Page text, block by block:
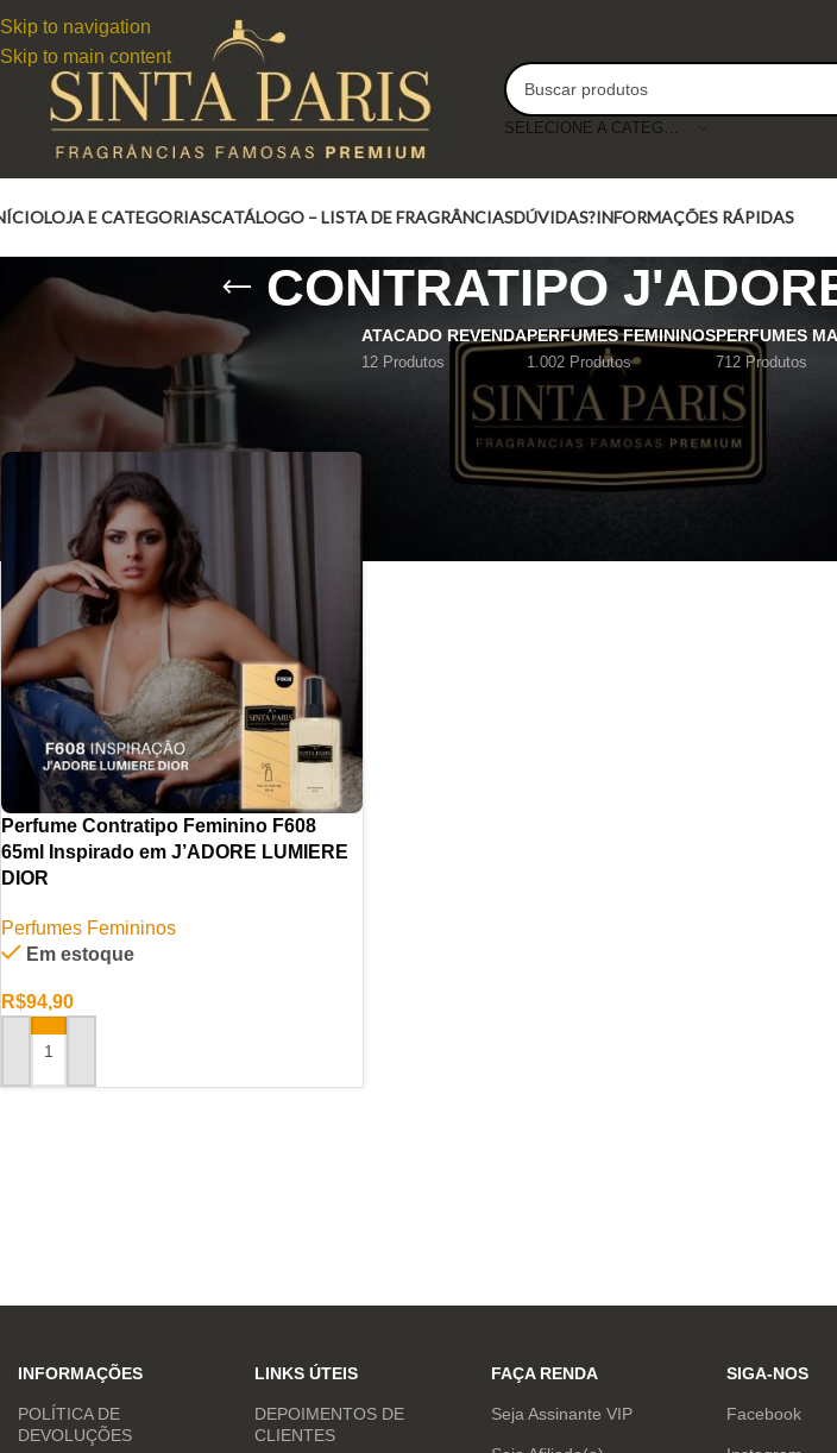
Skip to navigation
Skip to main content
SELECIONE A CATEGORIA
LOJA E CATEGORIASCATÁLOGO – LISTA DE FRAGRÂNCIASDÚVIDAS?INFORMAÇÕES RÁPIDAS
CONTRATIPO
ATACADO REVENDA
12 Produtos
PERFUMES FEMININOS
1.002 Produtos
PERFUMES
712 Produtos
CONTRATIPO J'ADORE LUMIERE DIOR
Perfume Contratipo Feminino F608
65ml Inspirado em J’ADORE LUMIERE
DIOR
Perfumes Femininos
Em estoque
R$94,90
ADICIONAR AO CARRINHO
INFORMAÇÕES
POLÍTICA DE
DEVOLUÇÕES
LINKS ÚTEIS
DEPOIMENTOS DE
CLIENTES
FAÇA RENDA
Seja Assinante VIP
SIGA-NOS
Facebook